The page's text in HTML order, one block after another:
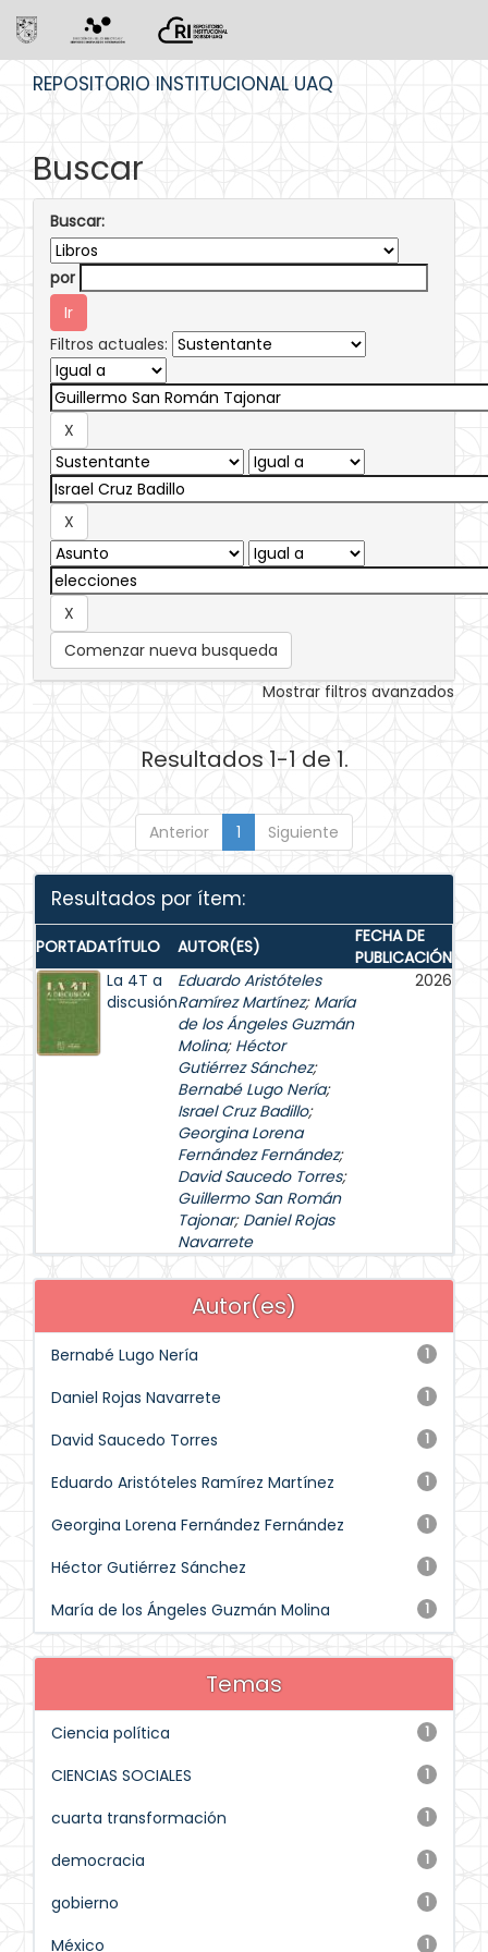
REPOSITORIO INSTITUCIONAL UAQ
Buscar
Buscar:
por
Filtros actuales:
Comenzar nueva busqueda
Mostrar filtros avanzados
Resultados 1-1 de 1.
Anterior 1 Siguiente
Resultados por ítem:
PORTADATÍTULO AUTOR(ES)
FECHA DE
PUBLICACIÓN
La 4T a
discusión
Eduardo Aristóteles
Ramírez Martínez; María
de los Ángeles Guzmán
Molina; Héctor
Gutiérrez Sánchez;
Bernabé Lugo Nería;
Israel Cruz Badillo;
Georgina Lorena
Fernández Fernández;
David Saucedo Torres;
Guillermo San Román
Tajonar; Daniel Rojas
Navarrete
2026
Autor(es)
1
Bernabé Lugo Nería
1
Daniel Rojas Navarrete
1
David Saucedo Torres
1
Eduardo Aristóteles Ramírez Martínez
1
Georgina Lorena Fernández Fernández
1
Héctor Gutiérrez Sánchez
1
María de los Ángeles Guzmán Molina
Temas
1
Ciencia política
1
CIENCIAS SOCIALES
1
cuarta transformación
1
democracia
1
gobierno
1
México